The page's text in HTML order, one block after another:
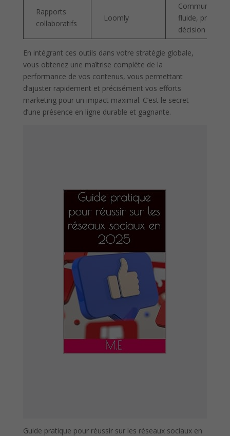
Rapports
collaboratifs
Loomly
fluide, prise de
décision
En intégrant ces outils dans votre stratégie globale,
vous obtenez une maîtrise complète de la
performance de vos contenus, vous permettant
d’ajuster rapidement et précisément vos efforts
marketing pour un impact maximal. C’est le secret
d’une présence en ligne durable et gagnante.
Guide pratique pour réussir sur les réseaux sociaux en